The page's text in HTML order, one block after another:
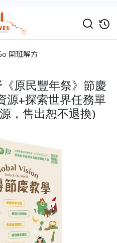
開班解方
原民豐年祭》節慶
源+探索世界任務單
，售出恕不退換)